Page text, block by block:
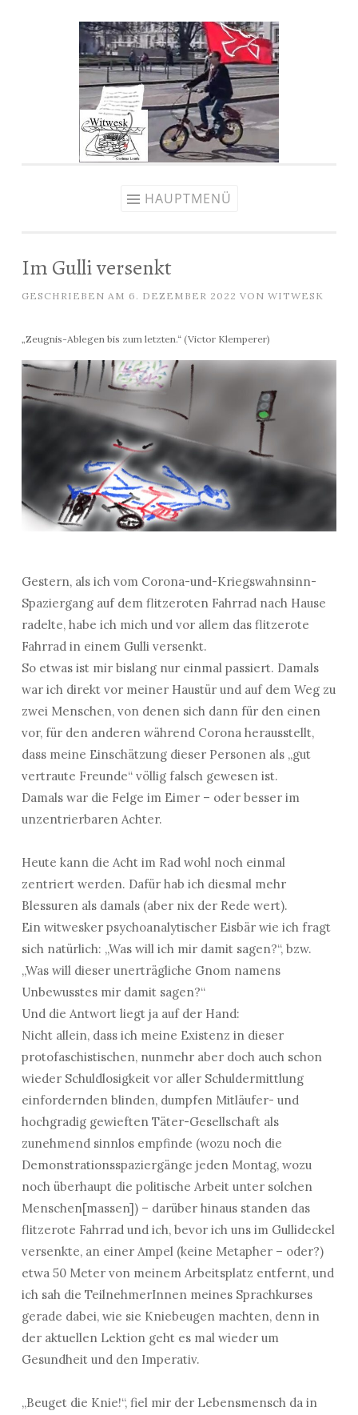
HAUPTMENÜ
Im Gulli versenkt
GESCHRIEBEN AM 6. DEZEMBER 2022 VON WITWESK
„Zeugnis-Ablegen bis zum letzten.“ (Victor Klemperer)
Gestern, als ich vom Corona-und-Kriegswahnsinn-
Spaziergang auf dem flitzeroten Fahrrad nach Hause
radelte, habe ich mich und vor allem das flitzerote
Fahrrad in einem Gulli versenkt.
So etwas ist mir bislang nur einmal passiert. Damals
war ich direkt vor meiner Haustür und auf dem Weg zu
zwei Menschen, von denen sich dann für den einen
vor, für den anderen während Corona herausstellt,
dass meine Einschätzung dieser Personen als „gut
vertraute Freunde“ völlig falsch gewesen ist.
Damals war die Felge im Eimer – oder besser im
unzentrierbaren Achter.
Heute kann die Acht im Rad wohl noch einmal
zentriert werden. Dafür hab ich diesmal mehr
Blessuren als damals (aber nix der Rede wert).
Ein witwesker psychoanalytischer Eisbär wie ich fragt
sich natürlich: „Was will ich mir damit sagen?“, bzw.
„Was will dieser unerträgliche Gnom namens
Unbewusstes mir damit sagen?“
Und die Antwort liegt ja auf der Hand:
Nicht allein, dass ich meine Existenz in dieser
protofaschistischen, nunmehr aber doch auch schon
wieder Schuldlosigkeit vor aller Schuldermittlung
einfordernden blinden, dumpfen Mitläufer- und
hochgradig gewieften Täter-Gesellschaft als
zunehmend sinnlos empfinde (wozu noch die
Demonstrationsspaziergänge jeden Montag, wozu
noch überhaupt die politische Arbeit unter solchen
Menschen[massen]) – darüber hinaus standen das
flitzerote Fahrrad und ich, bevor ich uns im Gullideckel
versenkte, an einer Ampel (keine Metapher – oder?)
etwa 50 Meter von meinem Arbeitsplatz entfernt, und
ich sah die TeilnehmerInnen meines Sprachkurses
gerade dabei, wie sie Kniebeugen machten, denn in
der aktuellen Lektion geht es mal wieder um
Gesundheit und den Imperativ.
„Beuget die Knie!“, fiel mir der Lebensmensch da in